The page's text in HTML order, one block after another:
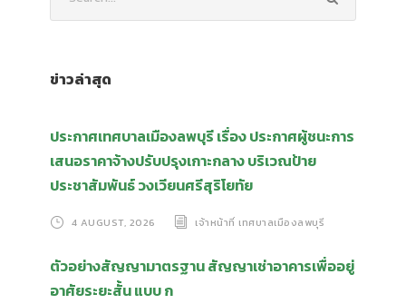
ข่าวล่าสุด
ประกาศเทศบาลเมืองลพบุรี เรื่อง ประกาศผู้ชนะการ
เสนอราคาจ้างปรับปรุงเกาะกลาง บริเวณป้าย
ประชาสัมพันธ์ วงเวียนศรีสุริโยทัย
4 AUGUST, 2026 เจ้าหน้าที่ เทศบาลเมืองลพบุรี
ตัวอย่างสัญญามาตรฐาน สัญญาเช่าอาคารเพื่ออยู่
อาศัยระยะสั้น แบบ ก